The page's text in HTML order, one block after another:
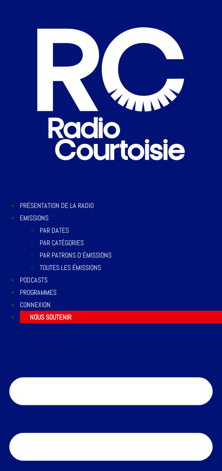
PRÉSENTATION DE LA RADIO
EMISSIONS
PAR DATES
PAR CATÉGORIES
PAR PATRONS D’ÉMISSIONS
TOUTES LES ÉMISSIONS
PODCASTS
PROGRAMMES
CONNEXION
NOUS SOUTENIR